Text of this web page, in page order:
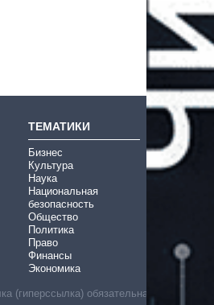
ТЕМАТИКИ
Бизнес
Культура
Наука
Национальная
безопасность
Общество
Политика
Право
Финансы
Экономика
(гиперссылка) обязательна